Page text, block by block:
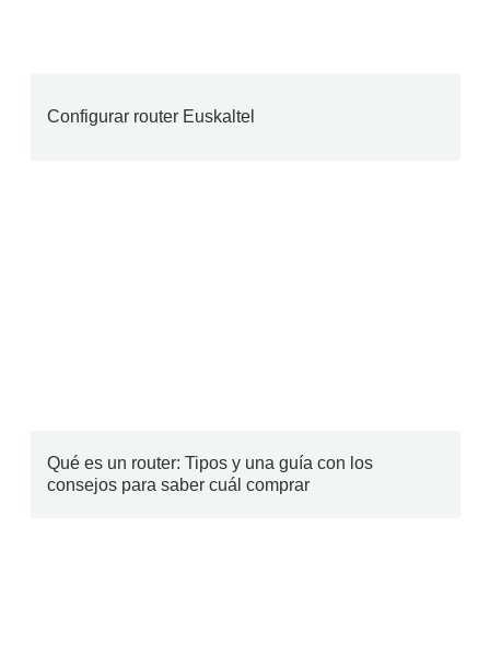
Configurar router Euskaltel
Qué es un router: Tipos y una guía con los
consejos para saber cuál comprar